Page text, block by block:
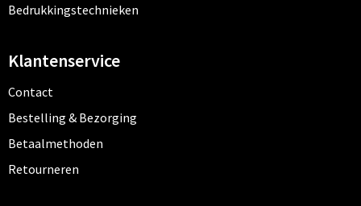
Bedrukkingstechnieken
Klantenservice
Contact
Bestelling & Bezorging
Betaalmethoden
Retourneren